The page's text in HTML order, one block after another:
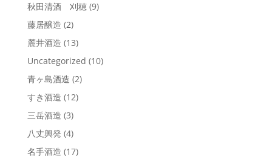
秋田清酒 刈穂 (9)
藤居醸造 (2)
麓井酒造 (13)
Uncategorized (10)
青ヶ島酒造 (2)
すき酒造 (12)
三岳酒造 (3)
八丈興発 (4)
名手酒造 (17)